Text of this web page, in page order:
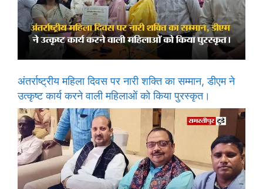
अंतर्राष्ट्रीय महिला दिवस पर नारी शक्ति का सम्मान, डीएम ने
उत्कृष्ट कार्य करने वाली महिलाओं को किया पुरस्कृत।